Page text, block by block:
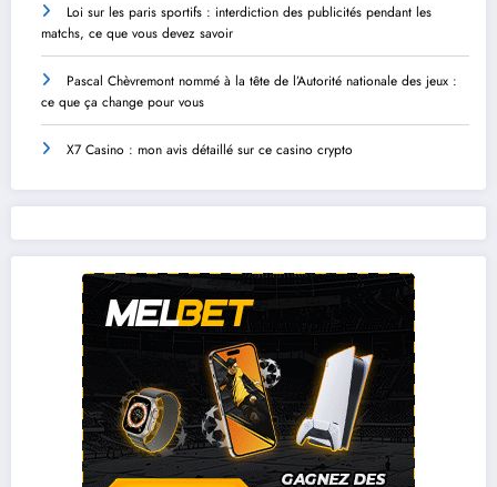
Loi sur les paris sportifs : interdiction des publicités pendant les
matchs, ce que vous devez savoir
Pascal Chèvremont nommé à la tête de l’Autorité nationale des jeux :
ce que ça change pour vous
X7 Casino : mon avis détaillé sur ce casino crypto